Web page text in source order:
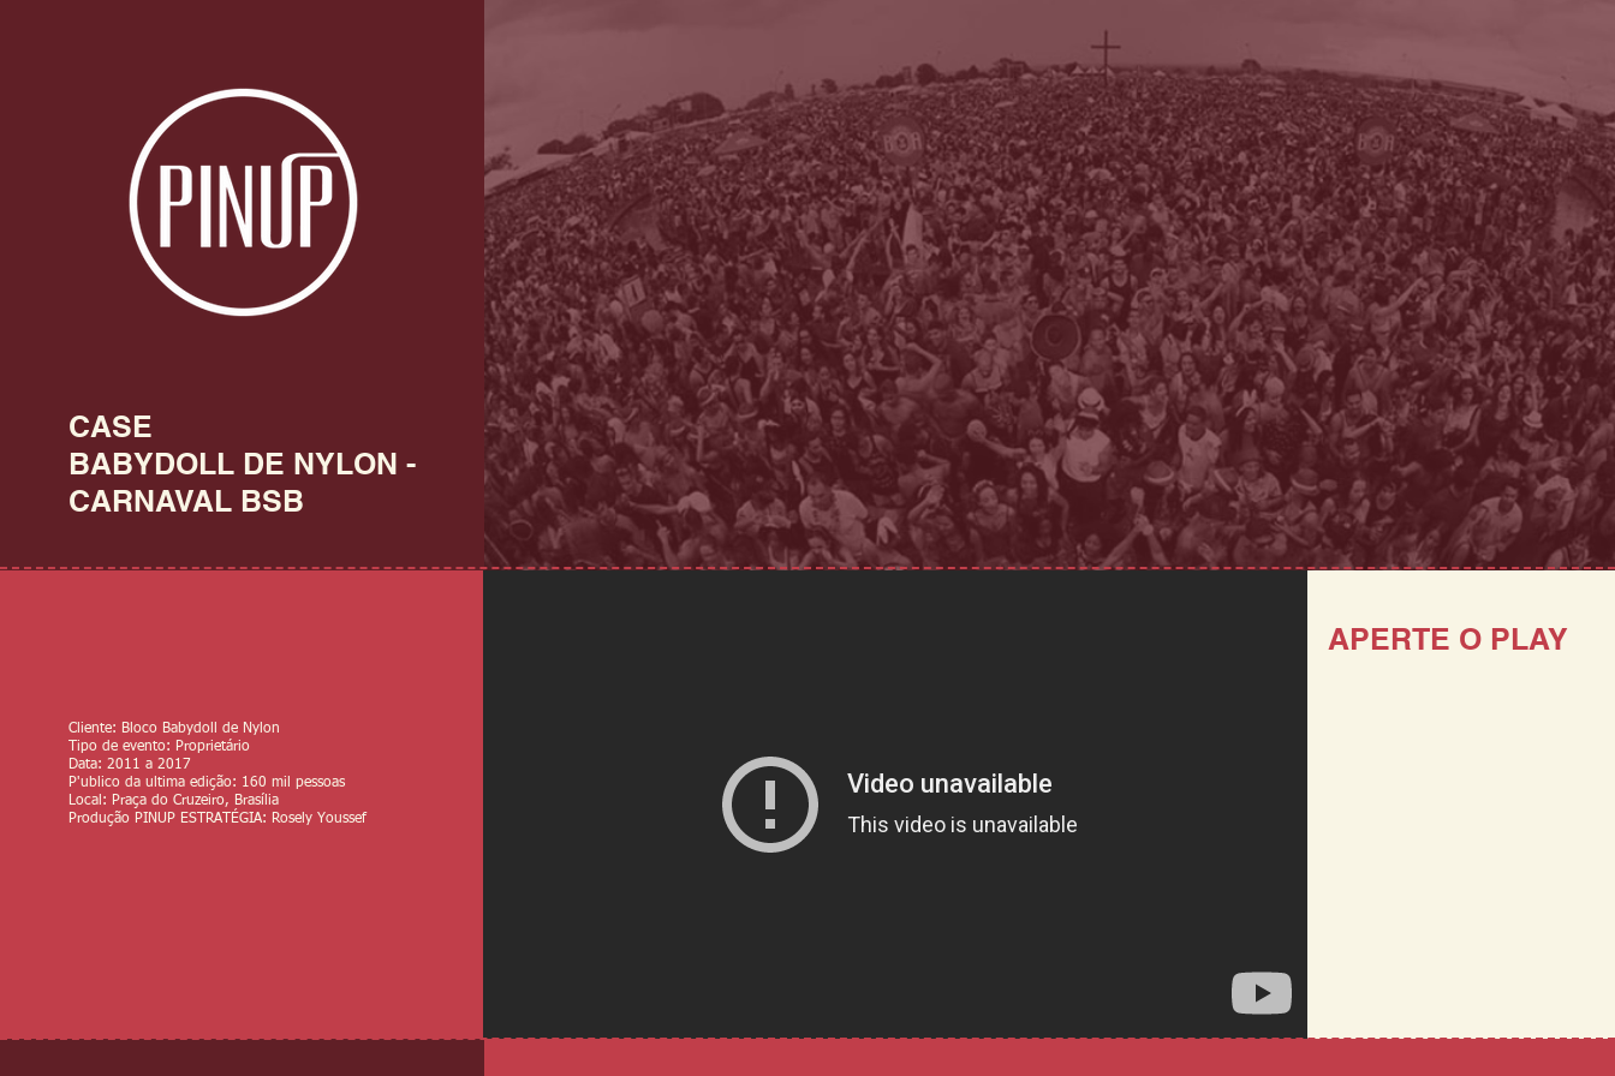
Cliente: Bloco Babydoll de Nylon
Tipo de evento: Proprietário
Data: 2011 a 2017
​P'ublico da ultima edição: 160 mil pessoas
Local: Praça do Cruzeiro, Brasília
Produção PINUP ESTRATÉGIA: Rosely Youssef
APERTE O PLAY
CASE
BABYDOLL DE NYLON -
CARNAVAL BSB